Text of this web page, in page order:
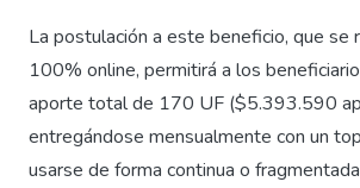
La postulación a este beneficio, que se
100% online, permitirá a los
aporte total de 170 UF ($5.393.590
entregándose mensualmente con un
usarse de forma continua o